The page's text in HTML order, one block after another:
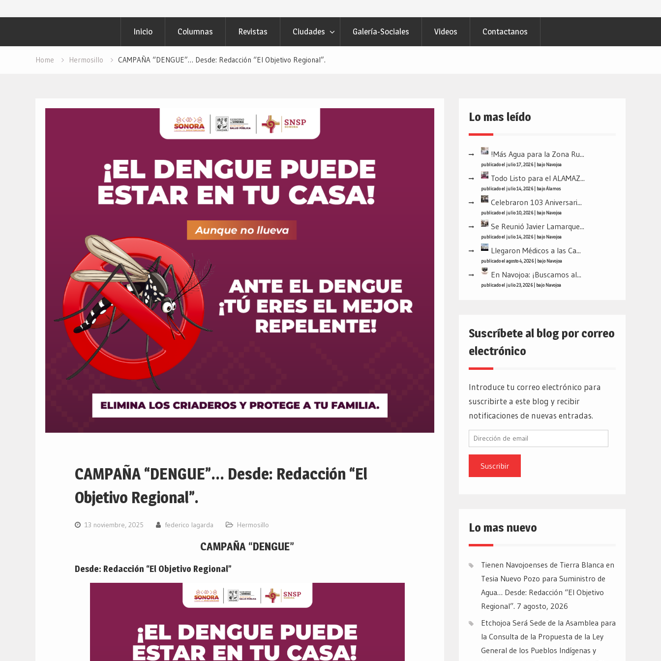
Inicio Columnas Revistas Ciudades Galería-Sociales Videos Contactanos
Home Hermosillo CAMPAÑA “DENGUE”… Desde: Redacción “El Objetivo Regional”.
CAMPAÑA “DENGUE”… Desde: Redacción “El
Objetivo Regional”.
13 noviembre, 2025 federico lagarda Hermosillo
CAMPAÑA “DENGUE”
Desde: Redacción “El Objetivo Regional”
Lo mas leído
!Más Agua para la Zona Ru...
publicado el julio 17, 2026| bajoNavojoa
Todo Listo para el ALAMAZ...
publicado el julio 14, 2026| bajoÁlamos
Celebraron 103 Aniversari...
publicado el julio 10, 2026| bajoNavojoa
Se Reunió Javier Lamarque...
publicado el julio 14, 2026| bajoNavojoa
Llegaron Médicos a las Ca...
publicado el agosto 4, 2026| bajoNavojoa
En Navojoa: ¡Buscamos al...
publicado el julio 23, 2026| bajoNavojoa
Suscríbete al blog por correo
electrónico
Introduce tu correo electrónico para
suscribirte a este blog y recibir
notificaciones de nuevas entradas.
Dirección
email
Lo mas nuevo
Tienen Navojoenses de Tierra Blanca en
Tesia Nuevo Pozo para Suministro de
Agua… Desde: Redacción “El Objetivo
Regional”. 7 agosto, 2026
Etchojoa Será Sede de la Asamblea para
la Consulta de la Propuesta de la Ley
General de los Pueblos Indígenas y